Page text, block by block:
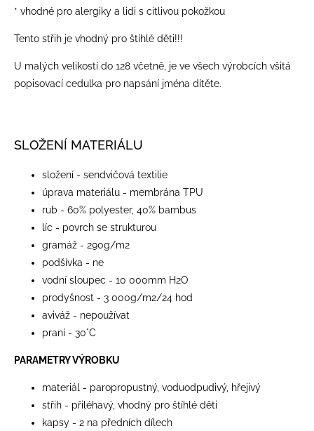
* vhodné pro alergiky a lidi s citlivou pokožkou
Tento střih je vhodný pro štíhlé děti!!!
​U malých velikostí do 128 včetně, je ve všech výrobcích všitá
popisovací cedulka pro napsání jména dítěte.
SLOŽENÍ MATERIÁLU
složení - sendvičová textilie
úprava materiálu - membrána TPU
rub - 60% polyester, 40% bambus
líc - povrch se strukturou
gramáž - 290g/m2
podšívka - ne
vodní sloupec - 10 000mm H2O
prodyšnost - 3 000g/m2/24 hod
aviváž - nepoužívat
praní - 30°C
PARAMETRY VÝROBKU
materiál - paropropustný, voduodpudivý, hřejivý
střih - přiléhavý, vhodný pro štíhlé děti
kapsy - 2 na předních dílech